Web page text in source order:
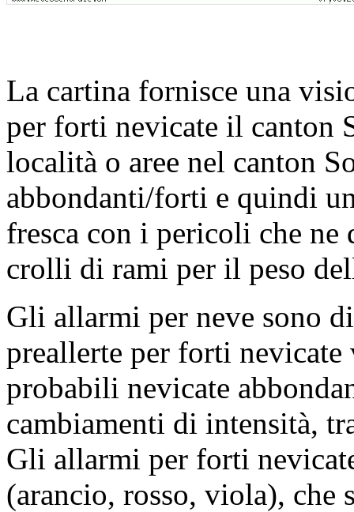
La cartina fornisce una
per forti nevicate il canton
località o aree nel canton
abbondanti/forti e quindi
fresca con i pericoli che
crolli di rami per il peso
Gli allarmi per neve sono
preallerte per forti nevicate
probabili nevicate
cambiamenti di intensità,
Gli allarmi per forti
(arancio, rosso, viola),